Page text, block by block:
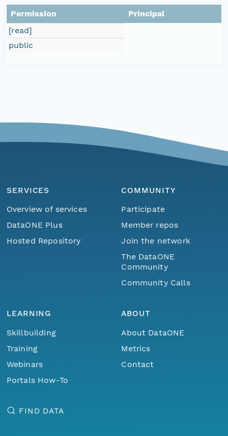
Permission
Principal
[read]
public
SERVICES
Overview of services
DataONE Plus
Hosted Repository
COMMUNITY
Participate
Member repos
Join the network
The DataONE
Community
Community Calls
LEARNING
Skillbuilding
Training
Webinars
Portals How-To
ABOUT
About DataONE
Metrics
Contact
FIND DATA